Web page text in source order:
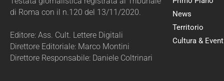
di Roma con il n.120 del 13/11/2020.
Editore: Ass. Cult. Lettere Digitali
Direttore Editoriale: Marco Montini
Direttore Responsabile: Daniele Coltrinari
News
Territorio
Cultura &